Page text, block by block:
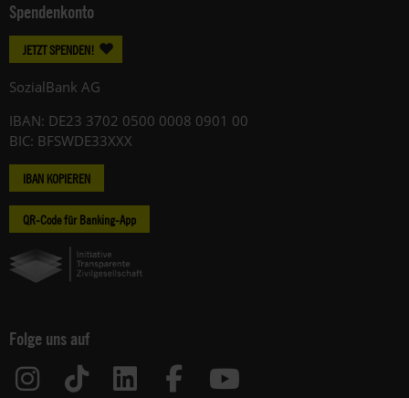
Spendenkonto
JETZT SPENDEN!
SozialBank AG
IBAN: DE23 3702 0500 0008 0901 00
BIC: BFSWDE33XXX
IBAN KOPIEREN
QR-Code für Banking-App
Folge uns auf